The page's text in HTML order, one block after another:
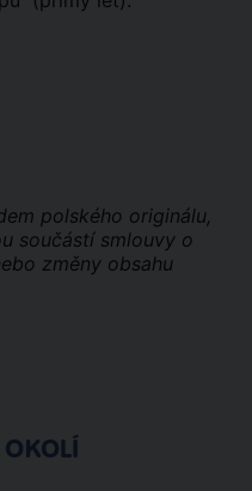
polského originálu,
součástí smlouvy o
změny obsahu
OKOLÍ